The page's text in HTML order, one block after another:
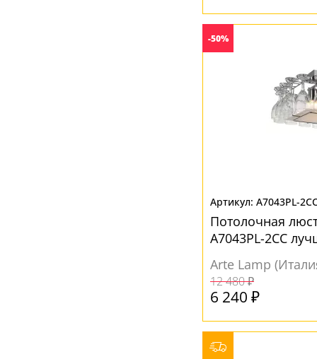
-50%
A7043PL-
Потолочная
A7043PL-2CC
Arte Lamp
12 480 ₽
6 240 ₽